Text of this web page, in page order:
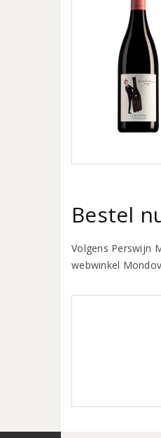
Bestel
Volgens Perswijn
webwinkel